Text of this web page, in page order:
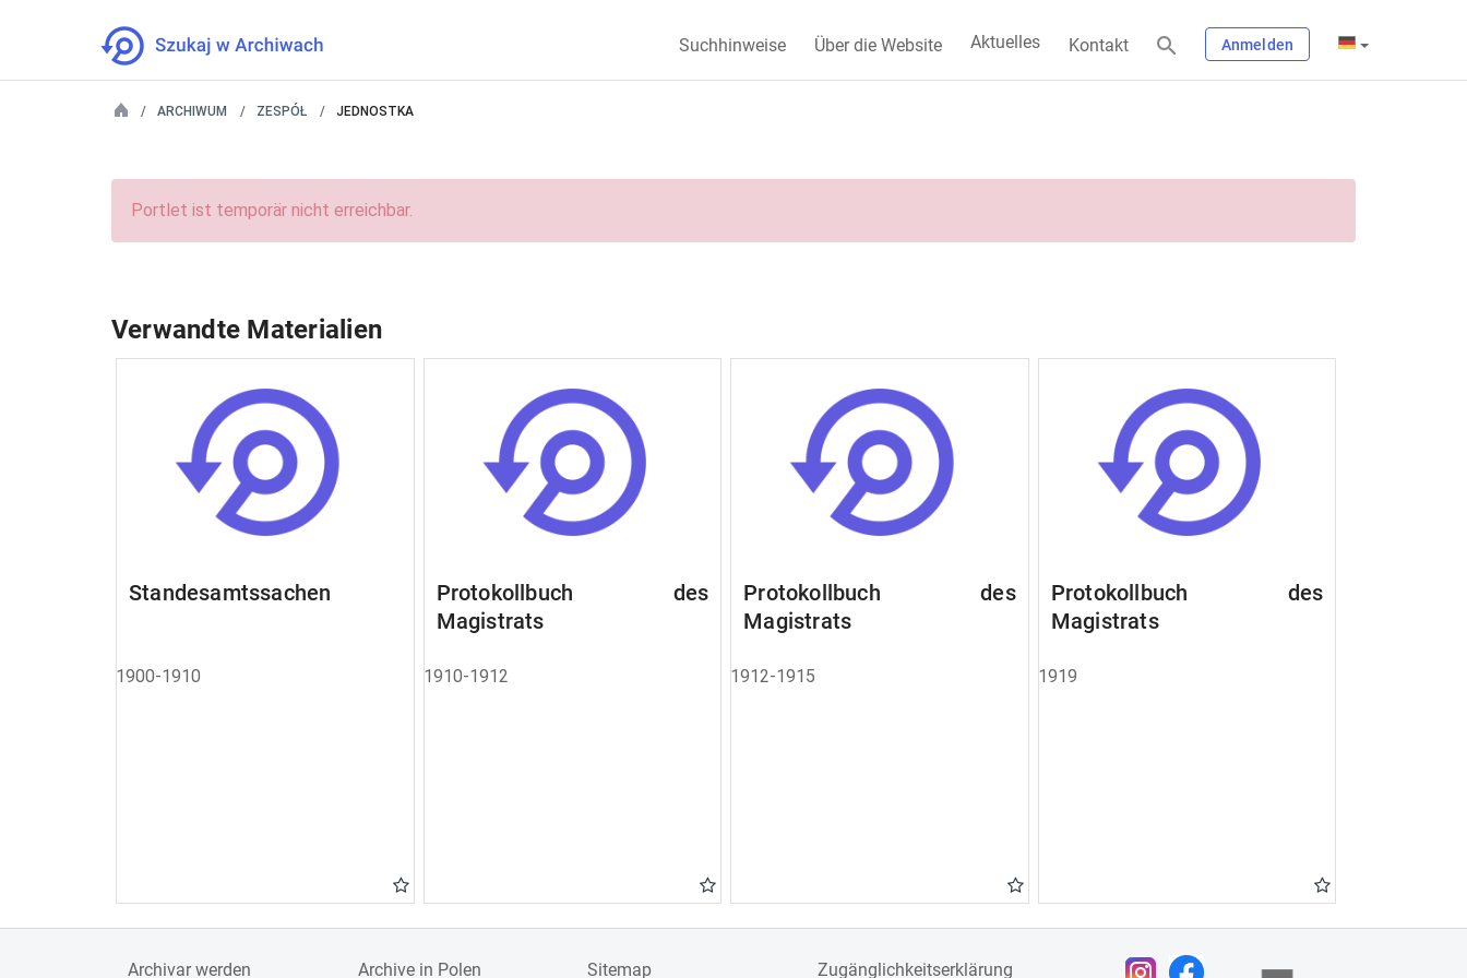
Suchhinweise Über die Website Aktuelles Kontakt Anmelden
ARCHIWUM ZESPÓŁ JEDNOSTKA
Portlet ist temporär nicht erreichbar.
Verwandte Materialien
Standesamtssachen
1900-1910
Protokollbuch des
Magistrats
1910-1912
Protokollbuch des
Magistrats
1912-1915
Protokollbuch des
Magistrats
1919
Archivar werden Archive in Polen Sitemap Zugänglichkeitserklärung